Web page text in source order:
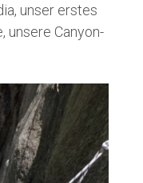
unser erstes
unsere Canyon-